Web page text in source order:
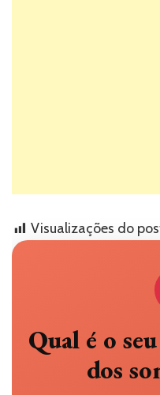
Visualizações do
Qual é o
dos